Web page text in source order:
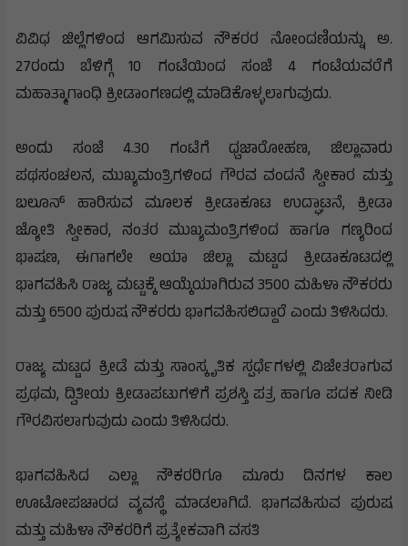
ವಿವಿಧ ಜಿಲ್ಲೆಗಳಿಂದ ಆಗಮಿಸುವ ನೌಕರರ ನೋಂದಣಿಯನ್ನು ಅ.
27ರಂದು ಬೆಳಿಗ್ಗೆ 10 ಗಂಟೆಯಿಂದ ಸಂಜೆ 4 ಗಂಟೆಯವರೆಗೆ
ಮಹಾತ್ಮಾಗಾಂಧಿ ಕ್ರೀಡಾಂಗಣದಲ್ಲಿ ಮಾಡಿಕೊಳ್ಳಲಾಗುವುದು.
ಅಂದು ಸಂಜೆ 4.30 ಗಂಟೆಗೆ ಧ್ವಜಾರೋಹಣ, ಜಿಲ್ಲಾವಾರು
ಪಥಸಂಚಲನ, ಮುಖ್ಯಮಂತ್ರಿಗಳಿಂದ ಗೌರವ ವಂದನೆ ಸ್ವೀಕಾರ ಮತ್ತು
ಬಲೂನ್ ಹಾರಿಸುವ ಮೂಲಕ ಕ್ರೀಡಾಕೂಟ ಉದ್ಘಾಟನೆ, ಕ್ರೀಡಾ
ಜ್ಯೋತಿ ಸ್ವೀಕಾರ, ನಂತರ ಮುಖ್ಯಮಂತ್ರಿಗಳಿಂದ ಹಾಗೂ ಗಣ್ಯರಿಂದ
ಭಾಷಣ, ಈಗಾಗಲೇ ಆಯಾ ಜಿಲ್ಲಾ ಮಟ್ಟದ ಕ್ರೀಡಾಕೂಟದಲ್ಲಿ
ಭಾಗವಹಿಸಿ ರಾಜ್ಯ ಮಟ್ಟಕ್ಕೆ ಆಯ್ಕೆಯಾಗಿರುವ 3500 ಮಹಿಳಾ ನೌಕರರು
ಮತ್ತು 6500 ಪುರುಷ ನೌಕರರು ಭಾಗವಹಿಸಲಿದ್ದಾರೆ ಎಂದು ತಿಳಿಸಿದರು.
ರಾಜ್ಯ ಮಟ್ಟದ ಕ್ರೀಡೆ ಮತ್ತು ಸಾಂಸ್ಕೃತಿಕ ಸ್ಪರ್ಧೆಗಳಲ್ಲಿ ವಿಜೇತರಾಗುವ
ಪ್ರಥಮ, ದ್ವಿತೀಯ ಕ್ರೀಡಾಪಟುಗಳಿಗೆ ಪ್ರಶಸ್ತಿ ಪತ್ರ ಹಾಗೂ ಪದಕ ನೀಡಿ
ಗೌರವಿಸಲಾಗುವುದು ಎಂದು ತಿಳಿಸಿದರು.
ಭಾಗವಹಿಸಿದ ಎಲ್ಲಾ ನೌಕರರಿಗೂ ಮೂರು ದಿನಗಳ ಕಾಲ
ಊಟೋಪಚಾರದ ವ್ಯವಸ್ಥೆ ಮಾಡಲಾಗಿದೆ. ಭಾಗವಹಿಸುವ ಪುರುಷ
ಮತ್ತು ಮಹಿಳಾ ನೌಕರರಿಗೆ ಪ್ರತ್ಯೇಕವಾಗಿ ವಸತಿ